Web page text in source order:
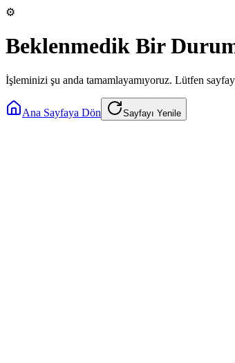
⚙️
Beklenmedik Bir
İşleminizi şu anda tamamlayamıyoruz. Lütfen
Ana Sayfaya Dön Sayfayı Yenile